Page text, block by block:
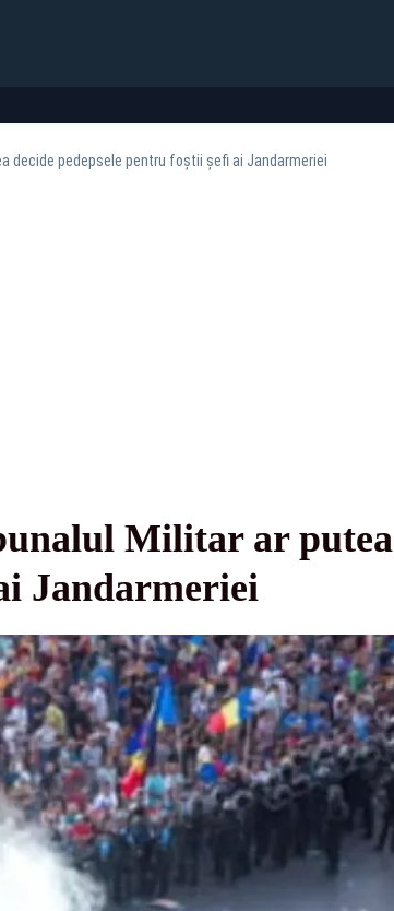
decide pedepsele pentru foștii șefi ai Jandarmeriei
Militar ar putea
Jandarmeriei